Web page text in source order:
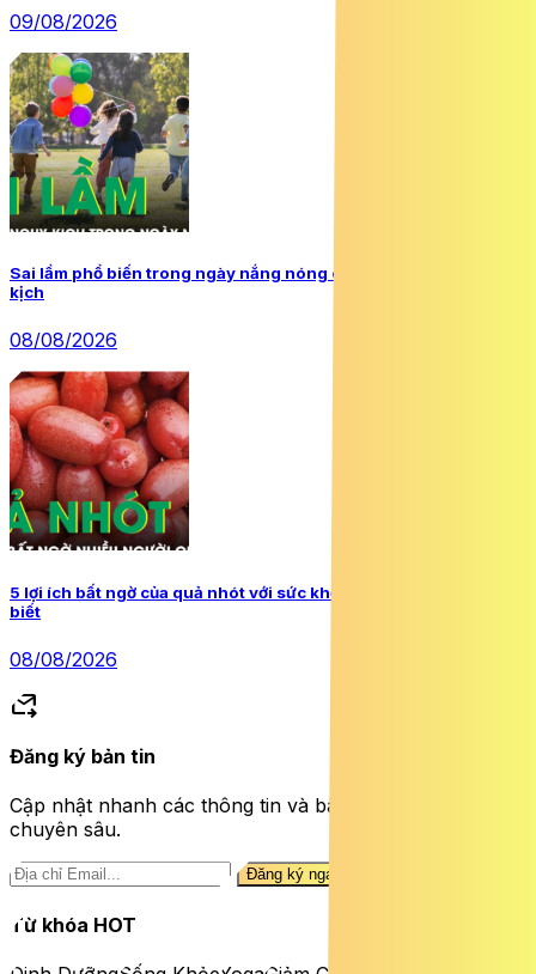
09/08/2026
Sai lầm phổ biến trong ngày nắng nóng có thể khiến trẻ nguy
kịch
08/08/2026
5 lợi ích bất ngờ của quả nhót với sức khỏe, nhiều người chưa
biết
08/08/2026
forward_to_inbox
Đăng ký bản tin
Cập nhật nhanh các thông tin và bài viết sức khỏe
chuyên sâu.
Đăng ký ngay
Từ khóa HOT